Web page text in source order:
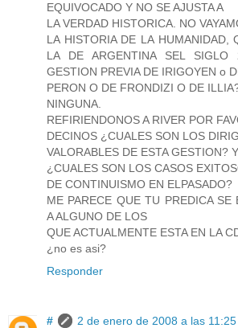
EQUIVOCADO Y NO SE AJUSTA A
LA VERDAD HISTORICA. NO
LA HISTORIA DE LA HUMANIDAD,
LA DE ARGENTINA SEL
GESTION PREVIA DE IRIGOYEN o
PERON O DE FRONDIZI O DE
NINGUNA.
REFIRIENDONOS A RIVER POR
DECINOS ¿CUALES SON LOS
VALORABLES DE ESTA GESTION? Y
¿CUALES SON LOS CASOS
DE CONTINUISMO EN ELPASADO?
ME PARECE QUE TU PREDICA SE
A ALGUNO DE LOS
QUE ACTUALMENTE ESTA EN LA
¿no es asi?
Responder
#
2 de enero de 2008 a las 11:25